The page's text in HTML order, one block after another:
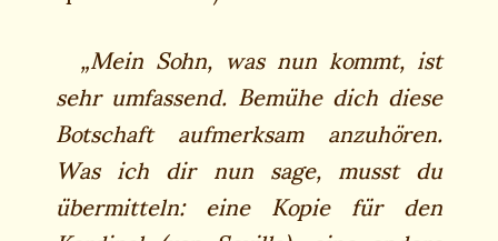
„Mein Sohn, was nun kommt, ist
sehr umfassend. Bemühe dich diese
Botschaft aufmerksam anzuhören.
Was ich dir nun sage, musst du
übermitteln: eine Kopie für den